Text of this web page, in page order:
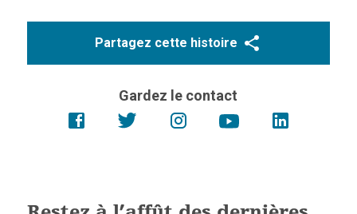
Partagez cette histoire
Gardez le contact